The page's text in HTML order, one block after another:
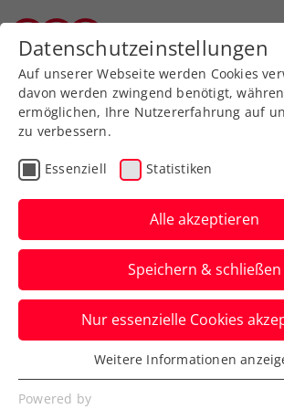
Größter
Matthias Ujvary
Der Güssinger eroberte den
ITF-Kategorie-2-Turnier in
Württemberg.
Verfasst von: Stefan Pletzer, 14.08.2022
Datenschutzeinstellungen
Auf unserer Webseite werden Cookies
davon werden zwingend benötigt,
ermöglichen, Ihre Nutzererfahrung auf
zu verbessern.
Essenziell Statistiken
Alle akzeptieren
Speichern & schließen
Nur essenzielle Cookies
Essenziell
Essenzielle Cookies werden für
Weitere Informationen
Powered by